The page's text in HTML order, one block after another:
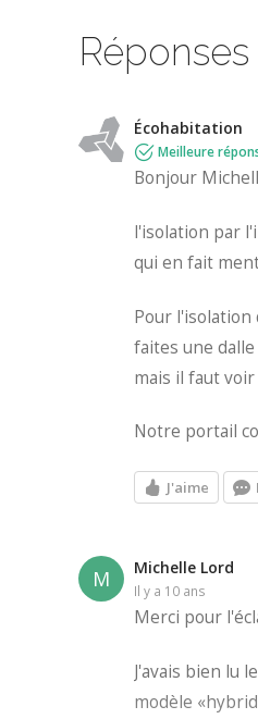
Réponses
Écohabitation
Meilleure
Bonjour
l'isolation par
qui en fait
Pour l'isolation
faites une
mais il faut
Notre portail
J'aime
M Michelle Lord
il y a 10 ans
Merci pour
J'avais bien lu
modèle